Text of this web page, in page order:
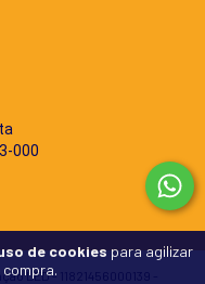
de cookies para agilizar
compra.
000
LED - 11821456000139 -